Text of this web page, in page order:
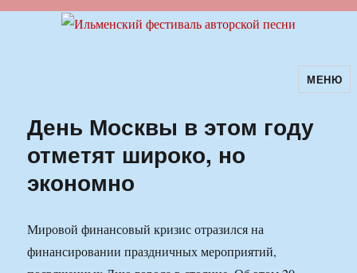
Ильменский фестиваль авторскойМЕНЮ
День Москвы в этом году
отметят широко, но
экономно
Мировой финансовый кризис отразился на
финансировании праздничных мероприятий,